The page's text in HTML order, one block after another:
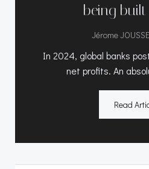
being
Jérome
In 2024, global banks
net profits. An
Read